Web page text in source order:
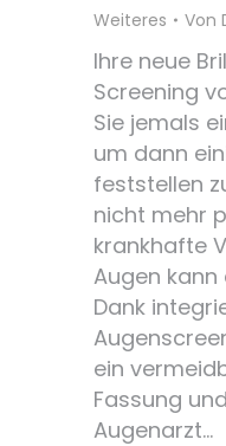
Weiteres Von
Ihre neue
Screening
Sie jemals
um dann
feststellen
nicht mehr
krankhafte
Augen
Dank
ein
Fassung
Augenarzt…